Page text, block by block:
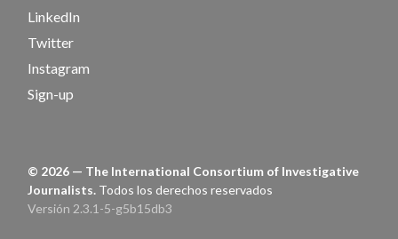
LinkedIn
Twitter
Instagram
Sign-up
© 2026 — The International Consortium of Investigative
Journalists. Todos los derechos reservados
Versión 2.3.1-5-g5b15db3